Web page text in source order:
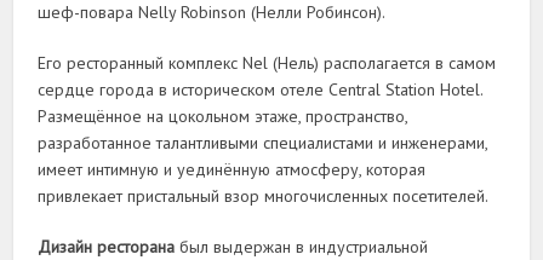
шеф-повара Nelly Robinson (Нелли Робинсон).
Его ресторанный комплекс Nel (Нель) располагается в самом
сердце города в историческом отеле Central Station Hotel.
Размещённое на цокольном этаже, пространство,
разработанное талантливыми специалистами и инженерами,
имеет интимную и уединённую атмосферу, которая
привлекает пристальный взор многочисленных посетителей.
Дизайн ресторана был выдержан в индустриальной